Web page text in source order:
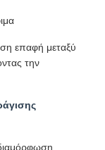
επαφή μεταξύ
την